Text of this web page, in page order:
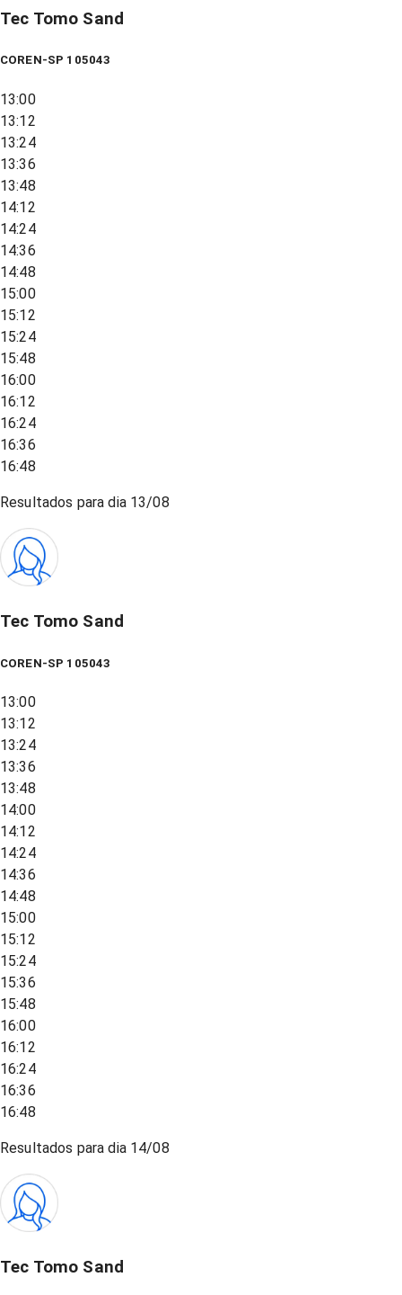
Tec Tomo Sand
COREN-SP 105043
13:00
13:12
13:24
13:36
13:48
14:12
14:24
14:36
14:48
15:00
15:12
15:24
15:48
16:00
16:12
16:24
16:36
16:48
Resultados para dia 13/08
Tec Tomo Sand
COREN-SP 105043
13:00
13:12
13:24
13:36
13:48
14:00
14:12
14:24
14:36
14:48
15:00
15:12
15:24
15:36
15:48
16:00
16:12
16:24
16:36
16:48
Resultados para dia 14/08
Tec Tomo Sand